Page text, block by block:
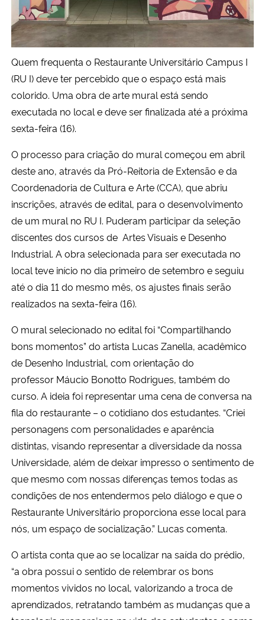
Gabinete de Segurança Institucional
Advocacia-Geral da União
Banco Central do Brasil
Quem frequenta o Restaurante Universitário Campus I
(RU I) deve ter percebido que o espaço está mais
colorido. Uma obra de arte mural está sendo
executada no local e deve ser finalizada até a próxima
sexta-feira (16).
O processo para criação do mural começou em abril
deste ano, através da Pró-Reitoria de Extensão e da
Coordenadoria de Cultura e Arte (CCA), que abriu
inscrições, através de edital, para o desenvolvimento
de um mural no RU I. Puderam participar da seleção
discentes dos cursos de Artes Visuais e Desenho
Industrial. A obra selecionada para ser executada no
local teve início no dia primeiro de setembro e seguiu
até o dia 11 do mesmo mês, os ajustes finais serão
realizados na sexta-feira (16).
O mural selecionado no edital foi “Compartilhando
bons momentos” do artista Lucas Zanella, acadêmico
de Desenho Industrial, com orientação do
professor Máucio Bonotto Rodrigues, também do
curso. A ideia foi representar uma cena de conversa na
fila do restaurante – o cotidiano dos estudantes. “Criei
personagens com personalidades e aparência
distintas, visando representar a diversidade da nossa
Universidade, além de deixar impresso o sentimento de
que mesmo com nossas diferenças temos todas as
condições de nos entendermos pelo diálogo e que o
Restaurante Universitário proporciona esse local para
nós, um espaço de socialização.” Lucas comenta.
O artista conta que ao se localizar na saída do prédio,
“a obra possui o sentido de relembrar os bons
momentos vividos no local, valorizando a troca de
aprendizados, retratando também as mudanças que a